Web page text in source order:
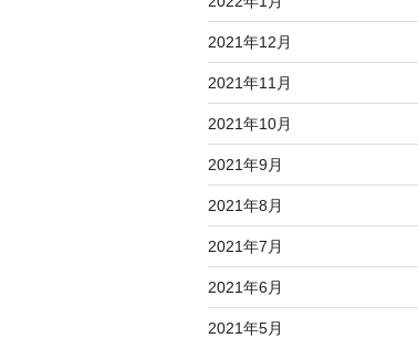
2021年12月
2021年11月
2021年10月
2021年9月
2021年8月
2021年7月
2021年6月
2021年5月